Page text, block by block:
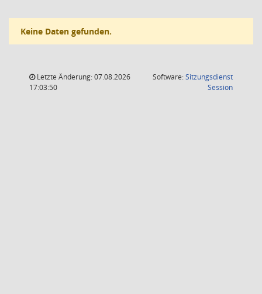
Keine Daten gefunden.
Letzte Änderung: 07.08.2026
17:03:50
Software:Sitzungsdienst
Session(Wird in